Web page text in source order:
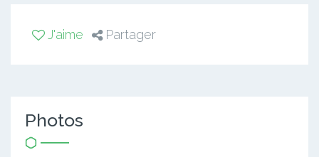
J'aime Partager
Photos